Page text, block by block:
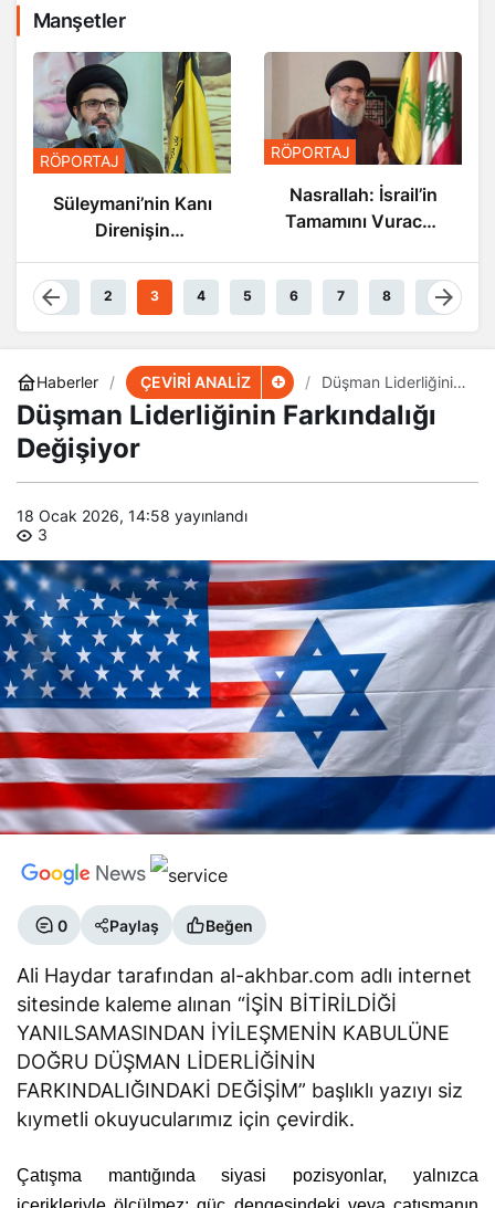
Manşetler
RÖPORTAJ
Nasrallah: İsrail’in
Tamamını Vuracak
Güçteyiz
RÖPORTAJ
Nasrallah: İsrail’in
Sonu Yakın
1 2 3 4 5 6 7 8 9
Haberler ÇEVİRİ ANALİZ
Düşman Liderliğinin
Farkındalığı
Değişiyor
Düşman Liderliğinin Farkındalığı
Değişiyor
18 Ocak 2026, 14:58
yayınlandı
3
0 Paylaş Beğen
Ali Haydar tarafından al-akhbar.com adlı internet
sitesinde kaleme alınan “İŞİN BİTİRİLDİĞİ
YANILSAMASINDAN İYİLEŞMENİN KABULÜNE
DOĞRU DÜŞMAN LİDERLİĞİNİN
FARKINDALIĞINDAKİ DEĞİŞİM” başlıklı yazıyı siz
kıymetli okuyucularımız için çevirdik.
Çatışma mantığında siyasi pozisyonlar, yalnızca
içerikleriyle ölçülmez; güç dengesindeki veya çatışmanın